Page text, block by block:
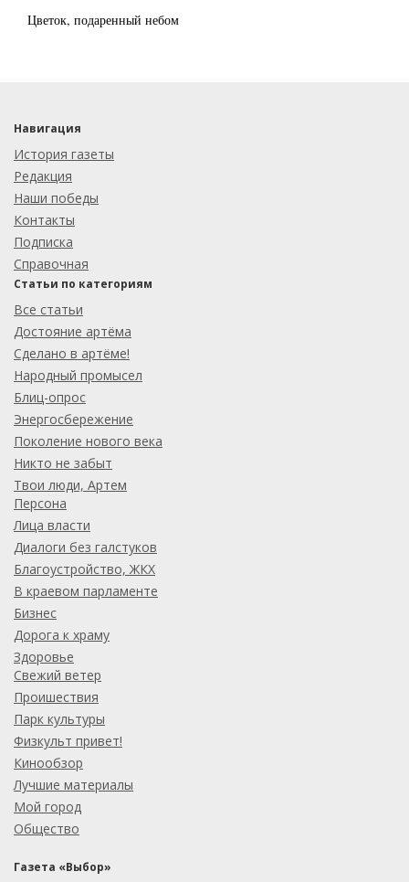
Цветок, подаренный небом
Навигация
История газеты
Редакция
Наши победы
Контакты
Подписка
Справочная
Статьи по категориям
Все статьи
Достояние артёма
Сделано в артёме!
Народный промысел
Блиц-опрос
Энергосбережение
Поколение нового века
Никто не забыт
Твои люди, Артем
Персона
Лица власти
Диалоги без галстуков
Благоустройство, ЖКХ
В краевом парламенте
Бизнес
Дорога к храму
Здоровье
Свежий ветер
Проишествия
Парк культуры
Физкульт привет!
Кинообзор
Лучшие материалы
Мой город
Общество
Газета «Выбор»